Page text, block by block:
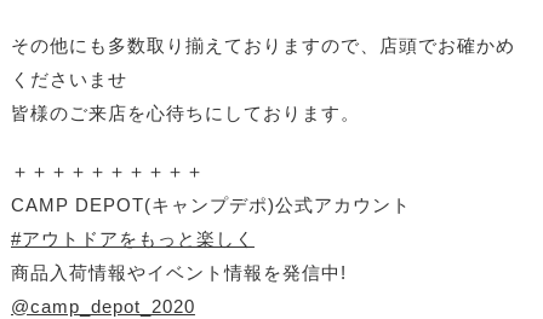
その他にも多数取り揃えておりますので、店頭でお確かめ
くださいませ
皆様のご来店を心待ちにしております。
＋＋＋＋＋＋＋＋＋＋
CAMP DEPOT(キャンプデポ)公式アカウント
#アウトドアをもっと楽しく
商品入荷情報やイベント情報を発信中!
@camp_depot_2020